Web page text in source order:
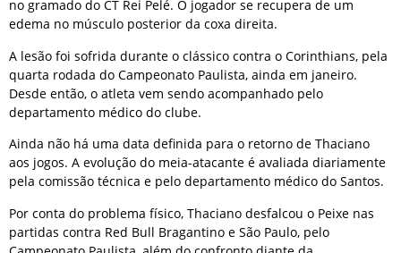
no gramado do CT Rei Pelé. O jogador se recupera de um
edema no músculo posterior da coxa direita.
A lesão foi sofrida durante o clássico contra o Corinthians, pela
quarta rodada do Campeonato Paulista, ainda em janeiro.
Desde então, o atleta vem sendo acompanhado pelo
departamento médico do clube.
Ainda não há uma data definida para o retorno de Thaciano
aos jogos. A evolução do meia-atacante é avaliada diariamente
pela comissão técnica e pelo departamento médico do Santos.
Por conta do problema físico, Thaciano desfalcou o Peixe nas
partidas contra Red Bull Bragantino e São Paulo, pelo